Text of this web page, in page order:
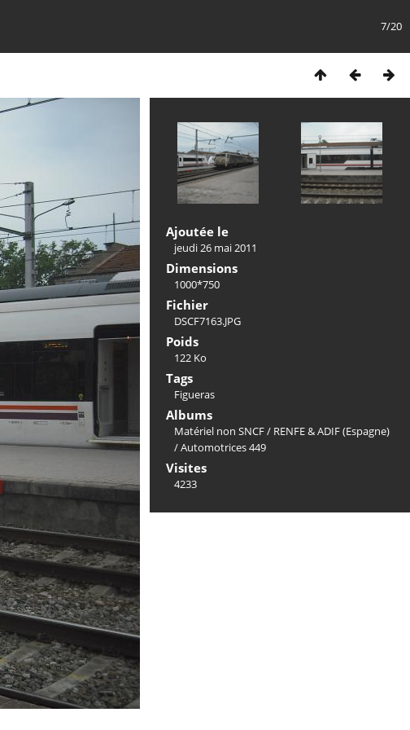
7/20
Ajoutée le
jeudi 26 mai 2011
Dimensions
1000*750
Fichier
DSCF7163.JPG
Poids
122 Ko
Tags
Figueras
Albums
Matériel non SNCF/ RENFE & ADIF (Espagne)
/Automotrices 449
Visites
4233